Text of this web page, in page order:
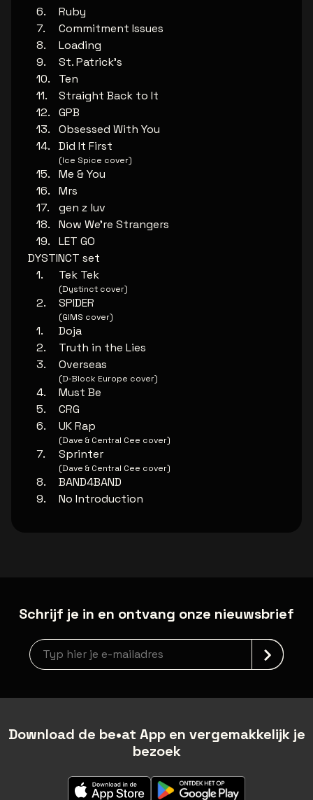
Ruby
Commitment Issues
Loading
St. Patrick’s
Ten
Straight Back to It
GPB
Obsessed With You
Did It First
(Ice Spice cover)
Me & You
Mrs
gen z luv
Now We’re Strangers
LET GO
DYSTINCT set
Tek Tek
(Dystinct cover)
SPIDER
(GIMS cover)
Doja
Truth in the Lies
Overseas
(D‐Block Europe cover)
Must Be
CRG
UK Rap
(Dave & Central Cee cover)
Sprinter
(Dave & Central Cee cover)
BAND4BAND
No Introduction
Schrijf je in en ontvang onze nieuwsbrief
Nieuwsbrief aanmelding
Download de be•at App en vergemakkelijk je
bezoek